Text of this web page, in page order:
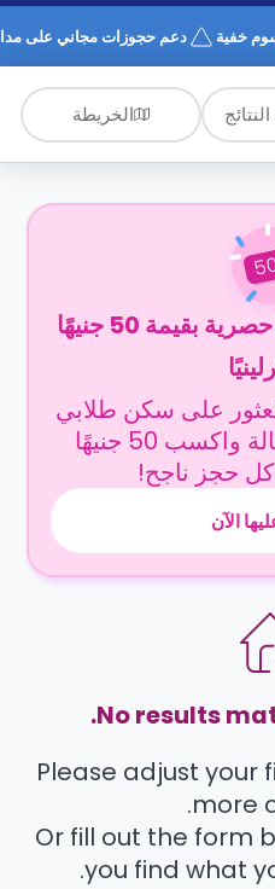
خفية دعم حجوزات مجاني على مدار
الخريطة
قسيمة استرداد نقدي حصرية بقيمة 50 جنيهًا
على سكن طلابي
يحبونه حقًا! قم بالإحالة واكسب 50 جنيهًا
كل حجز ناجح!
الآن
No results
Please adjust your
more
Or fill out the form
you find what